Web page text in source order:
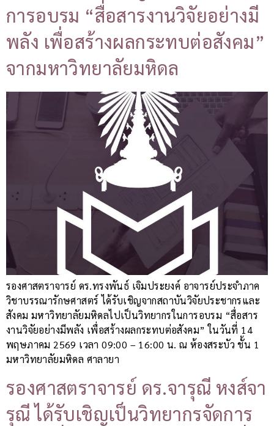
การอบรม “สื่อสารงานวิจัยอย่างมี
พลัง เพื่อสร้างผลกระทบต่อสังคม”
จากมหาวิทยาลัยมหิดล
รองศาสตราจารย์ ดร.ทรงพันธ์ เจิมประยงค์ อาจารย์ประจำภาค
วิชาบรรณารักษศาสตร์ ได้รับเชิญจากสถาบันวิจัยประชากรและ
สังคม มหาวิทยาลัยมหิดลไปเป็นวิทยากรในการอบรม “สื่อสาร
งานวิจัยอย่างมีพลัง เพื่อสร้างผลกระทบต่อสังคม” ในวันที่ 14
พฤษภาคม 2569 เวลา 09:00 – 16:00 น. ณ ห้องสระบัว ชั้น 1
มหาวิทยาลัยมหิดล ศาลายา
รองศาสตราจารย์ ดร.จารุณี หงส์จา
รุณี ได้รับเชิญเป็นวิทยากรจัดการ